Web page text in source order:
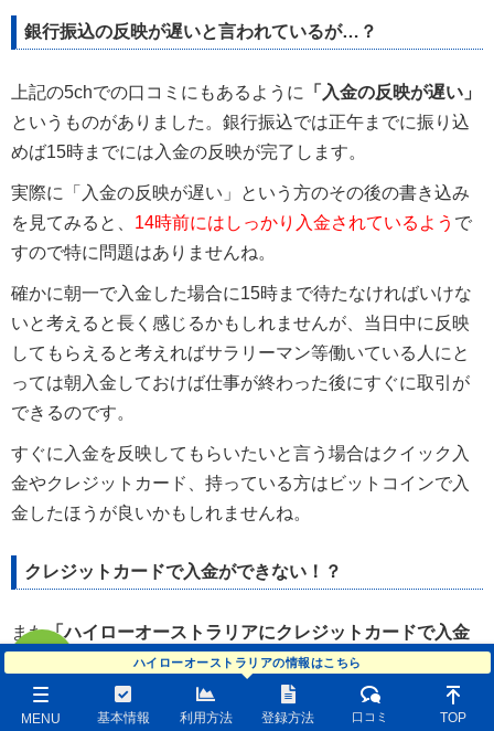
ハイローオーストラリアの情報はこちら
基本情報 利用方法 登録方法 口コミ TOP
銀行振込の反映が遅いと言われているが…？
上記の5chでの口コミにもあるように
「入金の反映が遅い」
というものがありました。銀行振込では正午までに振り込
めば15時までには入金の反映が完了します。
実際に「入金の反映が遅い」という方のその後の書き込み
を見てみると、 14時前にはしっかり入金されているよう で
すので特に問題はありませんね。
確かに朝一で入金した場合に15時まで待たなければいけな
いと考えると長く感じるかもしれませんが、当日中に反映
してもらえると考えればサラリーマン等働いている人にと
っては朝入金しておけば仕事が終わった後にすぐに取引が
できるのです。
すぐに入金を反映してもらいたいと言う場合はクイック入
金やクレジットカード、持っている方はビットコインで入
金したほうが良いかもしれませんね。
クレジットカードで入金ができない！？
また「ハイローオーストラリアにクレジットカードで入金
しようとするとクレジットカードが使えない」
ミも出てきます。